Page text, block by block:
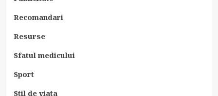
Recomandari
Resurse
Sfatul medicului
Sport
Stil de viata